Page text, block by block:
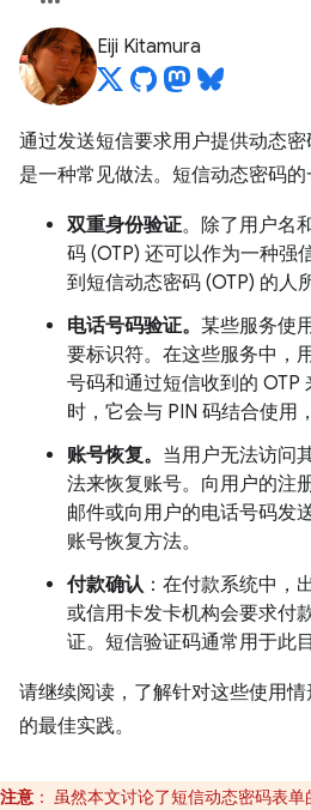
Eiji Kitamura
通过发送短信要求用户提供动态
是一种常见做法。短信动态密码的
双重身份验证。除了用户名
码 (OTP) 还可以作为一种强
到短信动态密码 (OTP) 的人
电话号码验证。 某些服务使
要标识符。在这些服务中，
号码和通过短信收到的 OTP
时，它会与 PIN 码结合使用
账号恢复。 当用户无法访问
法来恢复账号。向用户的注
邮件或向用户的电话号码发
账号恢复方法。
付款确认 ：在付款系统中，
或信用卡发卡机构会要求付
证。短信验证码通常用于此目
请继续阅读，了解针对这些使用
的最佳实践。
注意 ： 虽然本文讨论了短信动态密码表